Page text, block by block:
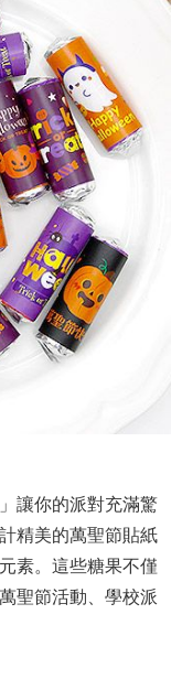
讓你的派對充滿驚
精美的萬聖節貼紙
素。這些糖果不僅
聖節活動、學校派